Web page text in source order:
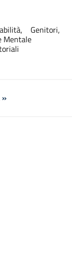
Genitori,
Mentale
pagina